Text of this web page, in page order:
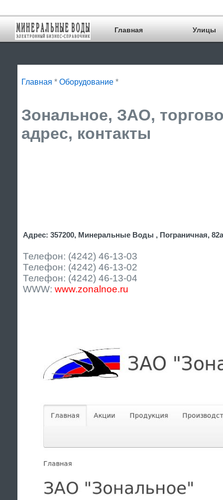
Главная Улицы
Главная * Оборудование *
Зональное, ЗАО,
адрес, контакты
Адрес: 357200, Минеральные Воды , Пограничная, 82а
Телефон: (4242) 46-13-03
Телефон: (4242) 46-13-02
Телефон: (4242) 46-13-04
WWW: www.zonalnoe.ru